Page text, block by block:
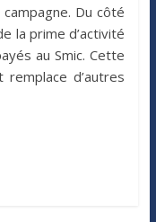
Du côté
la prime d’activité
au Smic. Cette
d’autres